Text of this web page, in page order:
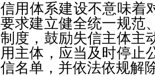
信用体系建设不意味着
要求建立健全统一规范
制度，鼓励失信主体主
用主体，应当及时停止
信名单，并依法依规解